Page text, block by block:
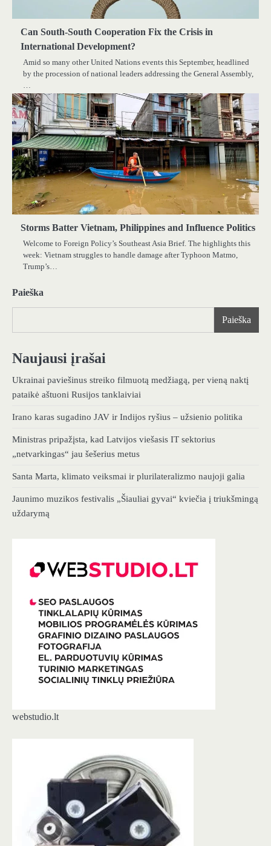
Can South-South Cooperation Fix the Crisis in
International Development?
Amid so many other United Nations events this September, headlined
by the procession of national leaders addressing the General Assembly,
…
Storms Batter Vietnam, Philippines and Influence Politics
Welcome to Foreign Policy’s Southeast Asia Brief. The highlights this
week: Vietnam struggles to handle damage after Typhoon Matmo,
Trump’s…
Paieška
Paieška
Naujausi įrašai
Ukrainai paviešinus streiko filmuotą medžiagą, per vieną naktį
pataikė aštuoni Rusijos tanklaiviai
Irano karas sugadino JAV ir Indijos ryšius – užsienio politika
Ministras pripažįsta, kad Latvijos viešasis IT sektorius
„netvarkingas“ jau šešerius metus
Santa Marta, klimato veiksmai ir plurilateralizmo naujoji galia
Jaunimo muzikos festivalis „Šiauliai gyvai“ kviečia į triukšmingą
uždarymą
webstudio.lt